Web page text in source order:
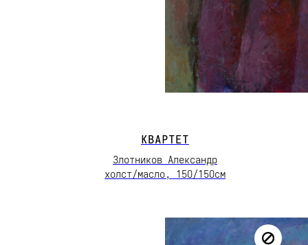
КВАРТЕТ
Злотников Александр
холст/масло, 15О/15Осм